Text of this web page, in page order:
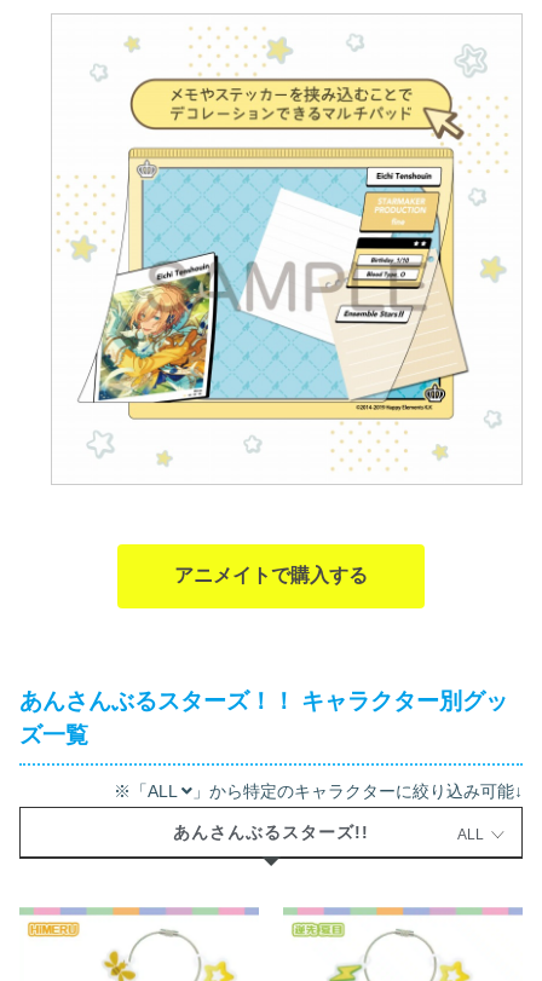
アニメイトで購入する
あんさんぶるスターズ！！ キャラクター別グッ
ズ一覧
※「ALL 」から特定のキャラクターに絞り込み可能↓
あんさんぶるスターズ!! ALL